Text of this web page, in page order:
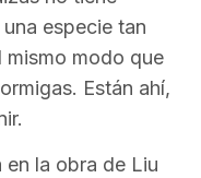
especie tan
mismo modo que
Están ahí,
en la obra de Liu